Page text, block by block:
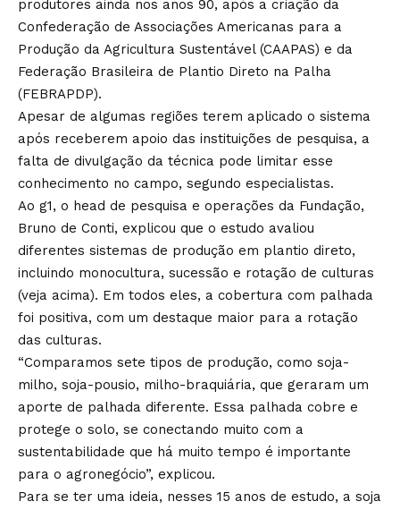
produtores ainda nos anos 90, após a criação da
Confederação de Associações Americanas para a
Produção da Agricultura Sustentável (CAAPAS) e da
Federação Brasileira de Plantio Direto na Palha
(FEBRAPDP).
Apesar de algumas regiões terem aplicado o sistema
após receberem apoio das instituições de pesquisa, a
falta de divulgação da técnica pode limitar esse
conhecimento no campo, segundo especialistas.
Ao g1, o head de pesquisa e operações da Fundação,
Bruno de Conti, explicou que o estudo avaliou
diferentes sistemas de produção em plantio direto,
incluindo monocultura, sucessão e rotação de culturas
(veja acima). Em todos eles, a cobertura com palhada
foi positiva, com um destaque maior para a rotação
das culturas.
“Comparamos sete tipos de produção, como soja-
milho, soja-pousio, milho-braquiária, que geraram um
aporte de palhada diferente. Essa palhada cobre e
protege o solo, se conectando muito com a
sustentabilidade que há muito tempo é importante
para o agronegócio”, explicou.
Para se ter uma ideia, nesses 15 anos de estudo, a soja